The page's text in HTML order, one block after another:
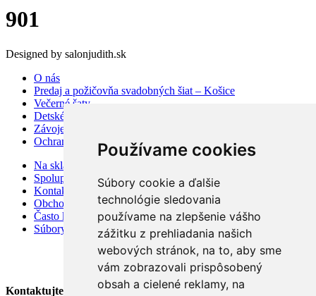
Používame cookies
Súbory cookie a ďalšie
technológie sledovania
používame na zlepšenie vášho
zážitku z prehliadania našich
webových stránok, na to, aby sme
vám zobrazovali prispôsobený
obsah a cielené reklamy, na
901
Designed by salonjudith.sk
O nás
Predaj a požičovňa svadobných šiat – Košice
Večerné šaty
Detské šaty
Závoje a doplnky
Ochrana osobných údajov
Na sklade
Spolupráca
Kontakt
Obchodné podmienky
Často kladené otázky
Súbory cookies
Kontaktujte Nás